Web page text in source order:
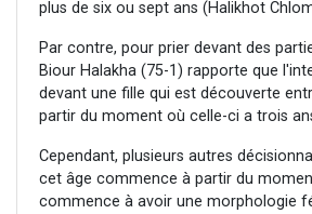
plus de six ou sept ans (Halikhot
Par contre, pour prier devant des
Biour Halakha (75-1) rapporte que
devant une fille qui est découverte
partir du moment où celle-ci a trois
Cependant, plusieurs autres
cet âge commence à partir du
commence à avoir une morphologie